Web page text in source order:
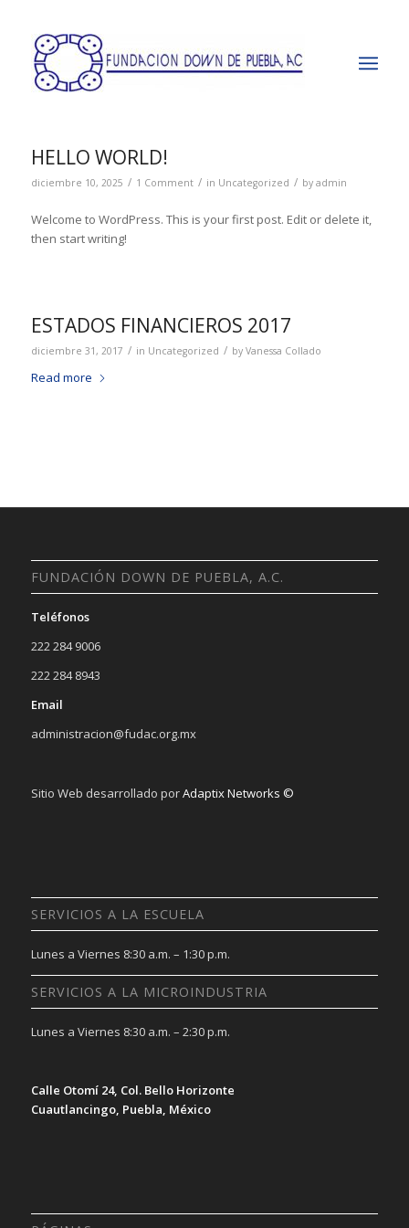
HELLO WORLD!
diciembre 10, 2025 / 1 Comment / in Uncategorized / by admin
Welcome to WordPress. This is your first post. Edit or delete it,
then start writing!
ESTADOS FINANCIEROS 2017
diciembre 31, 2017 / in Uncategorized / by Vanessa Collado
Read more
FUNDACIÓN DOWN DE PUEBLA, A.C.
Teléfonos
222 284 9006
222 284 8943
Email
administracion@fudac.org.mx
Sitio Web desarrollado porAdaptix Networks ©
SERVICIOS A LA ESCUELA
Lunes a Viernes 8:30 a.m. – 1:30 p.m.
SERVICIOS A LA MICROINDUSTRIA
Lunes a Viernes 8:30 a.m. – 2:30 p.m.
Calle Otomí 24, Col. Bello Horizonte
Cuautlancingo, Puebla, México